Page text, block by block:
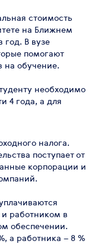
стоимость
на Ближнем
год. В вузе
помогают
на обучение.
необходимо
4 года, а для
налога.
поступает от
корпорации и
работником в
обеспечении.
а работника – 8 %